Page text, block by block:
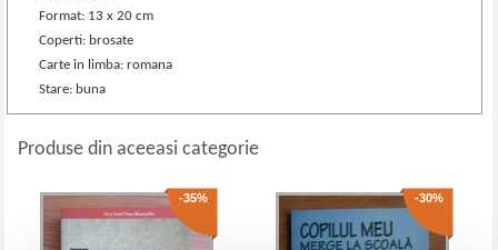
Format: 13 x 20 cm
Coperti: brosate
Carte in limba: romana
Stare: buna
Produse din aceeasi categorie
-35% -30%